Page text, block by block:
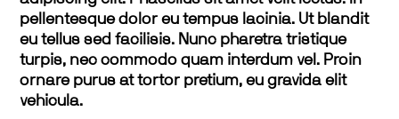
pellentesque dolor eu tempus lacinia. Ut blandit
eu tellus sed facilisis. Nunc pharetra tristique
turpis, nec commodo quam interdum vel. Proin
ornare purus at tortor pretium, eu gravida elit
vehicula.